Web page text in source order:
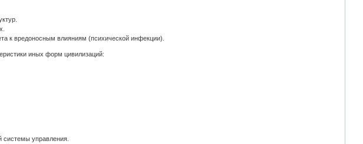
к вредоносным влияниям (психической инфекции).
иных форм цивилизаций:
системы управления.